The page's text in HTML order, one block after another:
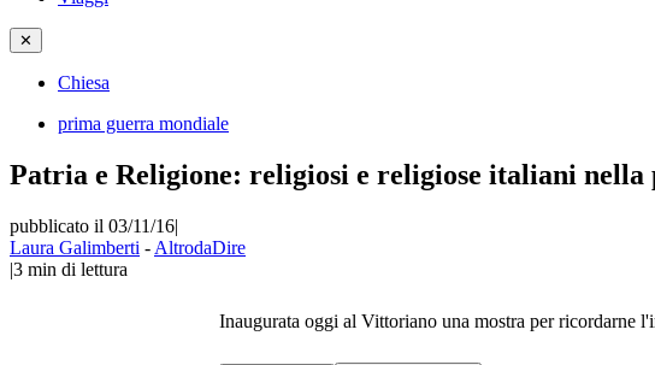
✕
Chiesa
prima guerra mondiale
Patria e Religione: religiosi e religiose italiani
pubblicato il 03/11/16|
Laura Galimberti - AltrodaDire
|3 min di lettura
Inaugurata oggi al Vittoriano una mostra per ricordarne